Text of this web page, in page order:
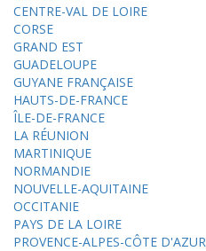
CENTRE-VAL DE LOIRE
CORSE
GRAND EST
GUADELOUPE
GUYANE FRANÇAISE
HAUTS-DE-FRANCE
ÎLE-DE-FRANCE
LA RÉUNION
MARTINIQUE
NORMANDIE
NOUVELLE-AQUITAINE
OCCITANIE
PAYS DE LA LOIRE
PROVENCE-ALPES-CÔTE D'AZUR